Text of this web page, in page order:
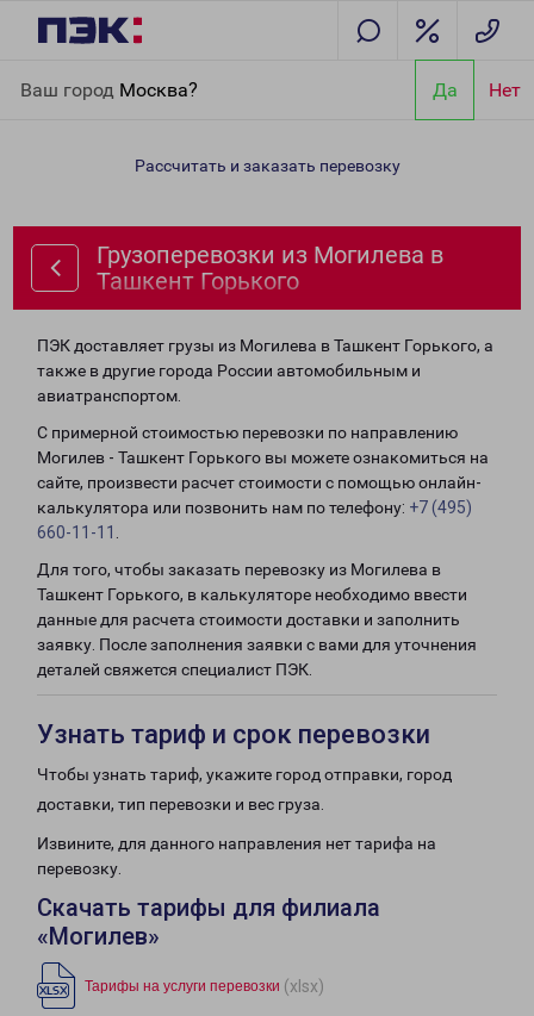
Ваш город Москва? Да Нет
Ташкент Горького
Рассчитать и заказать перевозку
Грузоперевозки из Могилева в
Ташкент Горького
ПЭК доставляет грузы из Могилева в Ташкент Горького, а
также в другие города России автомобильным и
авиатранспортом.
С примерной стоимостью перевозки по направлению
Могилев - Ташкент Горького вы можете ознакомиться на
сайте, произвести расчет стоимости с помощью онлайн-
калькулятора или позвонить нам по телефону: +7 (495)
660-11-11
Для того, чтобы заказать перевозку из Могилева в
Ташкент Горького, в калькуляторе необходимо ввести
данные для расчета стоимости доставки и заполнить
заявку. После заполнения заявки с вами для уточнения
деталей свяжется специалист ПЭК.
Узнать тариф и срок перевозки
Чтобы узнать тариф, укажите город отправки, город
доставки, тип перевозки и вес груза.
Извините, для данного направления нет тарифа на
перевозку.
Скачать тарифы для филиала
«Могилев»
Тарифы на услуги перевозки (xlsx)